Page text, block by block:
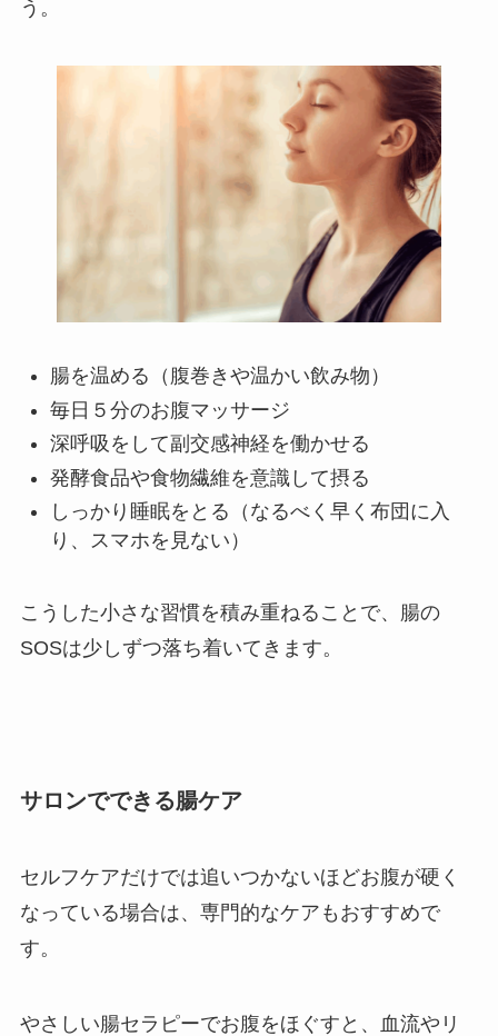
う。
腸を温める（腹巻きや温かい飲み物）
毎日５分のお腹マッサージ
深呼吸をして副交感神経を働かせる
発酵食品や食物繊維を意識して摂る
しっかり睡眠をとる（なるべく早く布団に入
り、スマホを見ない）
こうした小さな習慣を積み重ねることで、腸の
SOSは少しずつ落ち着いてきます。
サロンでできる腸ケア
セルフケアだけでは追いつかないほどお腹が硬く
なっている場合は、専門的なケアもおすすめで
す。
やさしい腸セラピーでお腹をほぐすと、血流やリ